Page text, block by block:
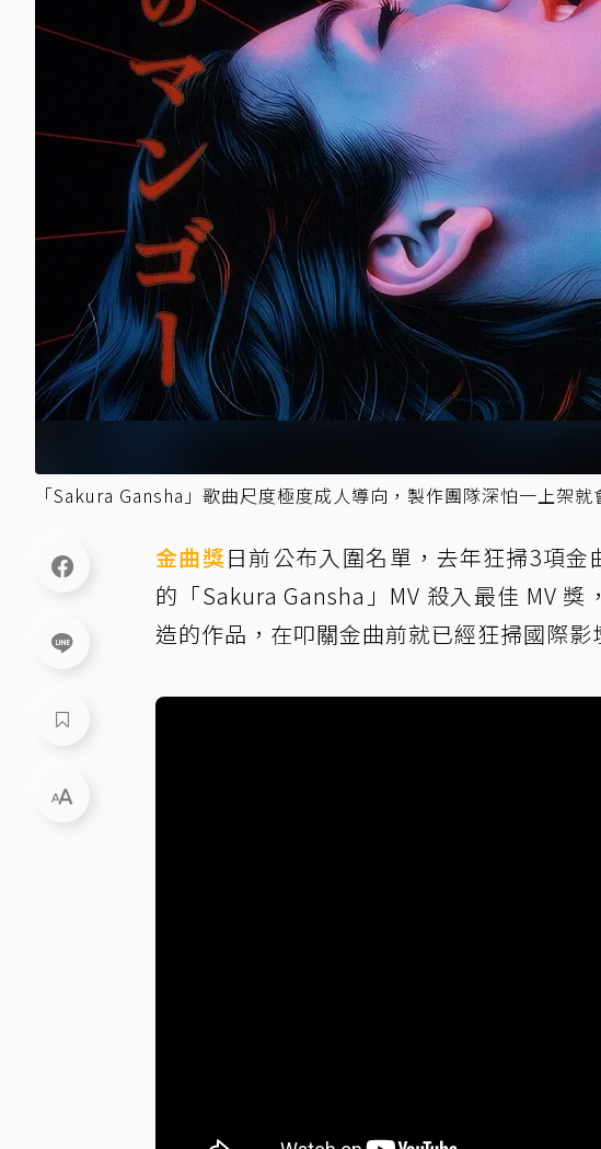
「Sakura Gansha」歌曲尺度極度成人導向，製作團隊深怕一上架
金曲獎日前公布入圍名單，去年狂掃3項金
的「Sakura Gansha」MV 殺入最佳 MV
造的作品，在叩關金曲前就已經狂掃國際影